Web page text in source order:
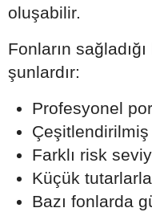
oluşabilir.
Fonların
şunlardır:
Profesyonel
Çeşitlendirilmiş
Farklı risk
Küçük
Bazı fonlarda